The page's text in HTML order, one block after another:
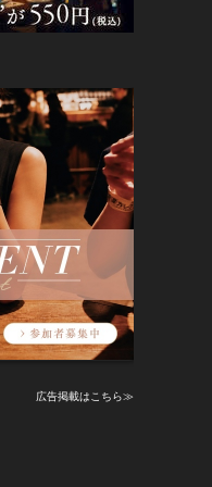
広告掲載はこちら≫